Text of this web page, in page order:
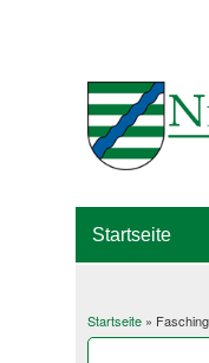
Sie sind
Startseite»